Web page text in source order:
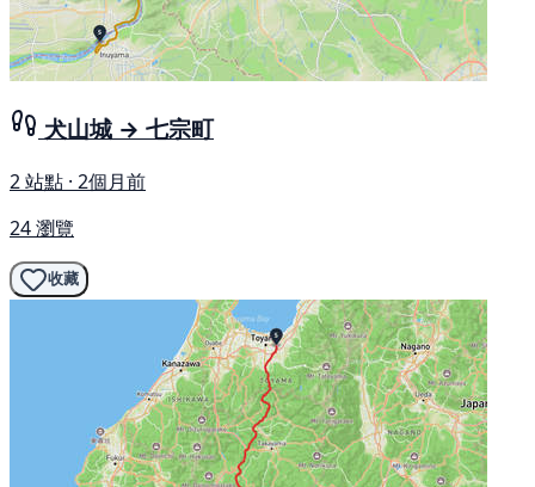
犬山城 → 七宗町
2 站點 · 2個月前
24 瀏覽
收藏